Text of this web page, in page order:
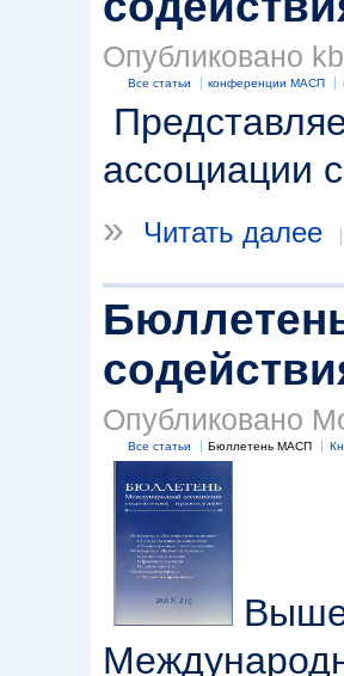
Опубликовано
Все статьи конференции МАСП
ассоциации
»
Читать далее
Опубликовано
Все статьи Бюллетень МАСП